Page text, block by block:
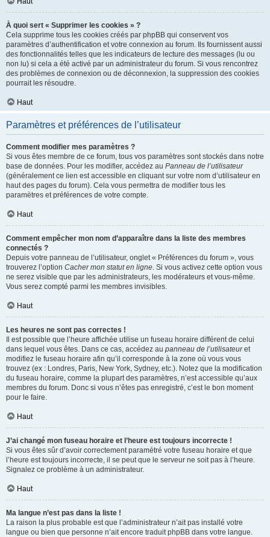
À quoi sert « Supprimer les cookies » ?
Cela supprime tous les cookies créés par phpBB qui conservent vos
paramètres d’authentification et votre connexion au forum. Ils fournissent aussi
des fonctionnalités telles que les indicateurs de lecture des messages (lu ou
non lu) si cela a été activé par un administrateur du forum. Si vous rencontrez
des problèmes de connexion ou de déconnexion, la suppression des cookies
pourrait les résoudre.
Haut
Paramètres et préférences de l’utilisateur
Comment modifier mes paramètres ?
Si vous êtes membre de ce forum, tous vos paramètres sont stockés dans notre
base de données. Pour les modifier, accédez au Panneau de l’utilisateur
(généralement ce lien est accessible en cliquant sur votre nom d’utilisateur en
haut des pages du forum). Cela vous permettra de modifier tous les
paramètres et préférences de votre compte.
Haut
Comment empêcher mon nom d’apparaître dans la liste des membres
connectés ?
Depuis votre panneau de l’utilisateur, onglet « Préférences du forum », vous
trouverez l’option Cacher mon statut en ligne. Si vous activez cette option vous
ne serez visible que par les administrateurs, les modérateurs et vous-même.
Vous serez compté parmi les membres invisibles.
Haut
Les heures ne sont pas correctes !
Il est possible que l’heure affichée utilise un fuseau horaire différent de celui
dans lequel vous êtes. Dans ce cas, accédez au panneau de l’utilisateuret
modifiez le fuseau horaire afin qu’il corresponde à la zone où vous vous
trouvez (ex : Londres, Paris, New York, Sydney, etc.). Notez que la modification
du fuseau horaire, comme la plupart des paramètres, n’est accessible qu’aux
membres du forum. Donc si vous n’êtes pas enregistré, c’est le bon moment
pour le faire.
Haut
J’ai changé mon fuseau horaire et l’heure est toujours incorrecte !
Si vous êtes sûr d’avoir correctement paramétré votre fuseau horaire et que
l’heure est toujours incorrecte, il se peut que le serveur ne soit pas à l’heure.
Signalez ce problème à un administrateur.
Haut
Ma langue n’est pas dans la liste !
La raison la plus probable est que l’administrateur n’ait pas installé votre
langue ou bien que personne n’ait encore traduit phpBB dans votre langue.